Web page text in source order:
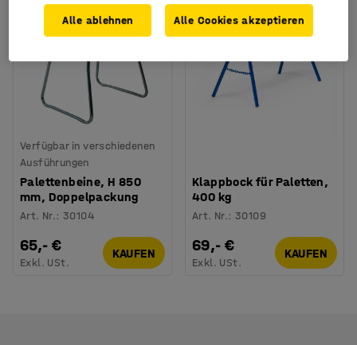
Verfügbar in verschiedenen
Ausführungen
Palettenbeine, H 850
mm, Doppelpackung
Art. Nr.:30104
65,- €
Exkl. USt.
KAUFEN
Klappbock für Paletten,
400 kg
Art. Nr.:30109
69,- €
Exkl. USt.
KAUFEN
Alle ablehnen Alle Cookies akzeptieren